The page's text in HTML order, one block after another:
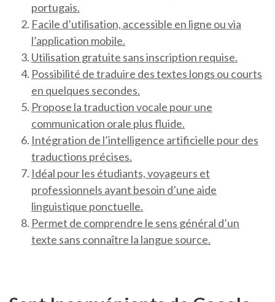
portugais.
Facile d’utilisation, accessible en ligne ou via
l’application mobile.
Utilisation gratuite sans inscription requise.
Possibilité de traduire des textes longs ou courts
en quelques secondes.
Propose la traduction vocale pour une
communication orale plus fluide.
Intégration de l’intelligence artificielle pour des
traductions précises.
Idéal pour les étudiants, voyageurs et
professionnels ayant besoin d’une aide
linguistique ponctuelle.
Permet de comprendre le sens général d’un
texte sans connaître la langue source.